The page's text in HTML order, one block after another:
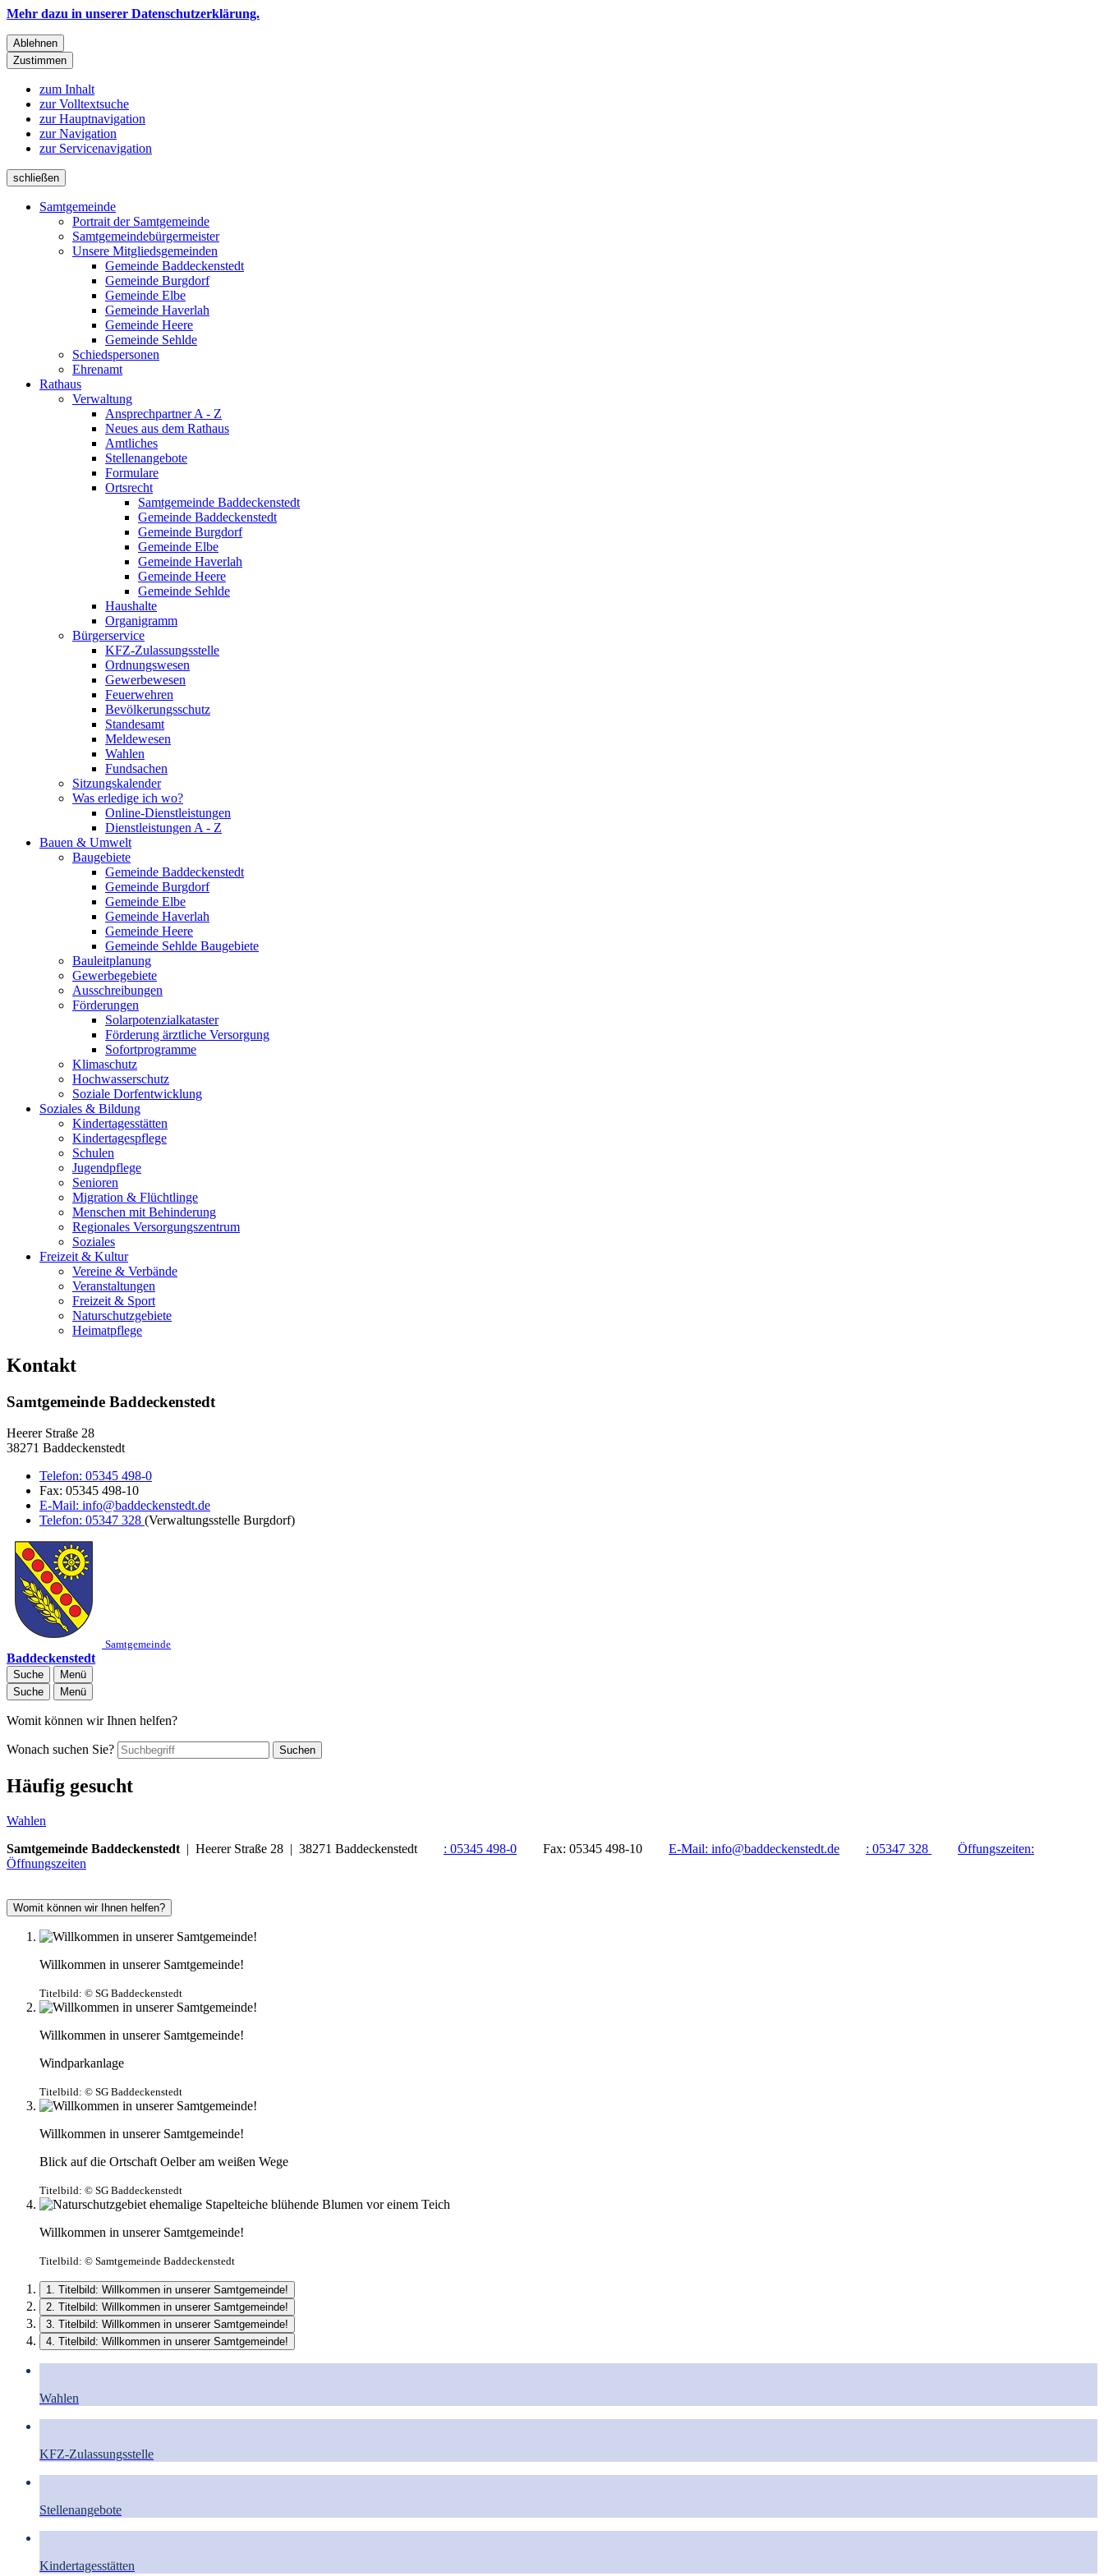
Mehr dazu in unserer Datenschutzerklärung.
Ablehnen
Zustimmen
zum Inhalt
zur Volltextsuche
zur Hauptnavigation
zur Navigation
zur Servicenavigation
schließen
Samtgemeinde
Portrait der Samtgemeinde
Samtgemeindebürgermeister
Unsere Mitgliedsgemeinden
Gemeinde Baddeckenstedt
Gemeinde Burgdorf
Gemeinde Elbe
Gemeinde Haverlah
Gemeinde Heere
Gemeinde Sehlde
Schiedspersonen
Ehrenamt
Rathaus
Verwaltung
Ansprechpartner A - Z
Neues aus dem Rathaus
Amtliches
Stellenangebote
Formulare
Ortsrecht
Samtgemeinde Baddeckenstedt
Gemeinde Baddeckenstedt
Gemeinde Burgdorf
Gemeinde Elbe
Gemeinde Haverlah
Gemeinde Heere
Gemeinde Sehlde
Haushalte
Organigramm
Bürgerservice
KFZ-Zulassungsstelle
Ordnungswesen
Gewerbewesen
Feuerwehren
Bevölkerungsschutz
Standesamt
Meldewesen
Wahlen
Fundsachen
Sitzungskalender
Was erledige ich wo?
Online-Dienstleistungen
Dienstleistungen A - Z
Bauen & Umwelt
Baugebiete
Gemeinde Baddeckenstedt
Gemeinde Burgdorf
Gemeinde Elbe
Gemeinde Haverlah
Gemeinde Heere
Gemeinde Sehlde Baugebiete
Bauleitplanung
Gewerbegebiete
Ausschreibungen
Förderungen
Solarpotenzialkataster
Förderung ärztliche Versorgung
Sofortprogramme
Klimaschutz
Hochwasserschutz
Soziale Dorfentwicklung
Soziales & Bildung
Kindertagesstätten
Kindertagespflege
Schulen
Jugendpflege
Senioren
Migration & Flüchtlinge
Menschen mit Behinderung
Regionales Versorgungszentrum
Soziales
Freizeit & Kultur
Vereine & Verbände
Veranstaltungen
Freizeit & Sport
Naturschutzgebiete
Heimatpflege
Kontakt
Samtgemeinde Baddeckenstedt
Heerer Straße 28
38271 Baddeckenstedt
Telefon: 05345 498-0
Fax: 05345 498-10
E-Mail: info@baddeckenstedt.de
Telefon: 05347 328 (Verwaltungsstelle Burgdorf)
Samtgemeinde
Baddeckenstedt
Suche
Menü
Suche
Menü
Womit können wir Ihnen helfen?
Wonach suchen Sie? Suchen
Häufig gesucht
Wahlen
Samtgemeinde Baddeckenstedt | Heerer Straße 28 | 38271 Baddeckenstedt : 05345 498-0 Fax: 05345 498-10 E-Mail: info@baddeckenstedt.de : 05347 328
Öffungszeiten:
Öffnungszeiten
Womit können wir Ihnen helfen?
Willkommen in unserer Samtgemeinde!
Titelbild: © SG Baddeckenstedt
Willkommen in unserer Samtgemeinde!
Windparkanlage
Titelbild: © SG Baddeckenstedt
Willkommen in unserer Samtgemeinde!
Blick auf die Ortschaft Oelber am weißen Wege
Titelbild: © SG Baddeckenstedt
Willkommen in unserer Samtgemeinde!
Titelbild: © Samtgemeinde Baddeckenstedt
1. Titelbild: Willkommen in unserer Samtgemeinde!
2. Titelbild: Willkommen in unserer Samtgemeinde!
3. Titelbild: Willkommen in unserer Samtgemeinde!
4. Titelbild: Willkommen in unserer Samtgemeinde!
Wahlen
KFZ-Zulassungsstelle
Stellenangebote
Kindertagesstätten